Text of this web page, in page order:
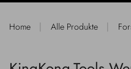
Home | Alle Produkte |